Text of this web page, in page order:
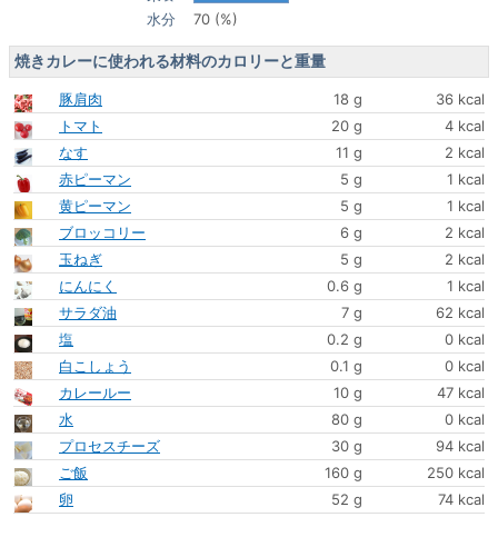
水分
70 (%)
焼きカレーに使われる材料のカロリーと重量
豚肩肉 18 g
36 kcal
トマト
20 g
4 kcal
なす
11 g
2 kcal
赤ピーマン
5 g
1 kcal
黄ピーマン
5 g
1 kcal
ブロッコリー
6 g
2 kcal
玉ねぎ
5 g
2 kcal
にんにく
0.6 g
1 kcal
サラダ油
7 g
62 kcal
塩
0.2 g
0 kcal
白こしょう
0.1 g
0 kcal
カレールー
10 g
47 kcal
水
80 g
0 kcal
プロセスチーズ
30 g
94 kcal
ご飯
160 g
250 kcal
卵
52 g 74 kcal